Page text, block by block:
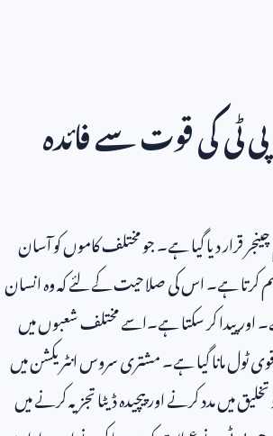
ٹی کی قوت سے فائدہ
قرار دیا گیا ہے۔ جو مختلف کاموں کو آسان
کرتا ہے۔ اس کی صلاحیت کے لئے کہ وہ انسان
اور پیدا کر سکتا ہے۔اسے مختلف شعبوں میں
ٹول مانا گیا ہے۔ مشتری سروس انٹریکشن میں
میں مدد کرنے اور پیچیدہ ڈیٹا تجزیہ کرنے میں